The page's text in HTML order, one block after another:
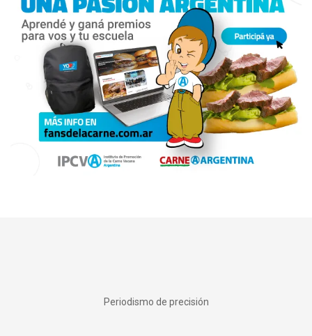
Periodismo de precisión